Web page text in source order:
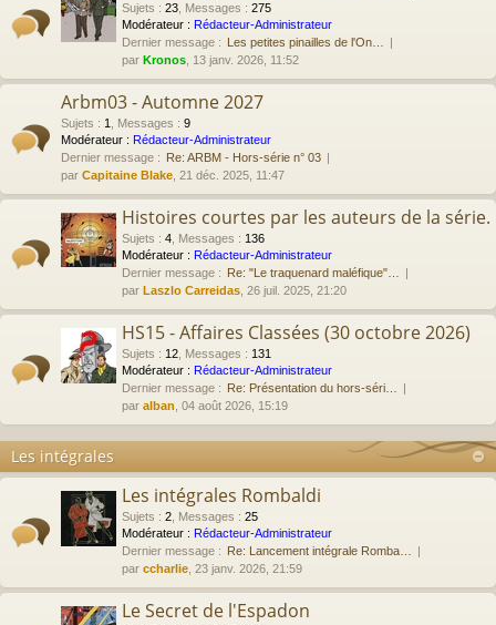
Sujets : 23 Messages : 275
Modérateur : Rédacteur-Administrateur
Dernier message : Les petites pinailles de l'On…
par Kronos , 13 janv. 2026, 11:52
Arbm03 - Automne 2027
Sujets : 1 Messages : 9
Modérateur : Rédacteur-Administrateur
Dernier message : Re: ARBM - Hors-série n° 03
par Capitaine Blake , 21 déc. 2025, 11:47
Histoires courtes par les auteurs de la série.
Sujets : 4 Messages : 136
Modérateur : Rédacteur-Administrateur
Dernier message : Re: "Le traquenard maléfique"…
par Laszlo Carreidas , 26 juil. 2025, 21:20
HS15 - Affaires Classées (30 octobre 2026)
Sujets : 12 Messages : 131
Modérateur : Rédacteur-Administrateur
Dernier message : Re: Présentation du hors-séri…
par alban , 04 août 2026, 15:19
Les intégrales
Les intégrales Rombaldi
Sujets : 2 Messages : 25
Modérateur : Rédacteur-Administrateur
Dernier message : Re: Lancement intégrale Romba…
par ccharlie , 23 janv. 2026, 21:59
Le Secret de l'Espadon